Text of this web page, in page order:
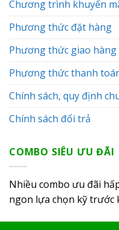
Chương trình khuyến
Phương thức đặt hàng
Phương thức giao hàng
Phương thức thanh
Chính sách, quy định
Chính sách đổi trả
COMBO SIÊU ƯU ĐÃI
Nhiều combo ưu đãi
ngon lựa chọn kỹ trước